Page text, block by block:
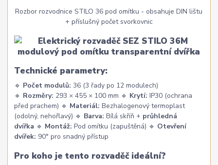
Rozbor rozvodnice STILO 36 pod omítku - obsahuje DIN lištu
+ příslušný počet svorkovnic
Technické parametry:
🔹 Počet modulů: 36 (3 řady po 12 modulech)
🔹 Rozměry: 293 × 455 × 100 mm 🔹 Krytí: IP30 (ochrana
před prachem) 🔹 Materiál: Bezhalogenový termoplast
(odolný, nehořlavý) 🔹 Barva: Bílá skříň + průhledná
dvířka 🔹 Montáž: Pod omítku (zapuštěná) 🔹 Otevření
dvířek: 90° pro snadný přístup
Pro koho je tento rozvaděč ideální?